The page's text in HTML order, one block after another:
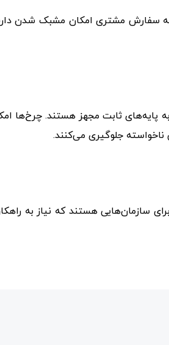
مشتری امکان مشبک شدن دارند.
ثابت مجهز هستند. چرخ‌ها
جلوگیری می‌کنند.
سازمان‌هایی هستند که نیاز به